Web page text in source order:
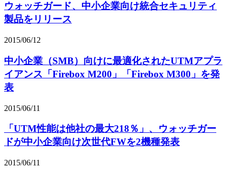
ウォッチガード、中小企業向け統合セキュリティ
製品をリリース
2015/06/12
中小企業（SMB）向けに最適化されたUTMアプラ
イアンス「Firebox M200」「Firebox M300」を発
表
2015/06/11
「UTM性能は他社の最大218％」、ウォッチガー
ドが中小企業向け次世代FWを2機種発表
2015/06/11